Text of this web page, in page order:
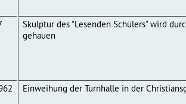
Skulptur des "Lesenden Schülers" wird
gehauen
Einweihung der Turnhalle in der